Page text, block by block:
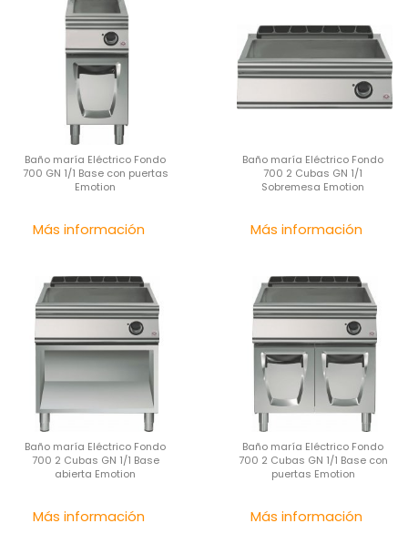
Baño maría Eléctrico Fondo
700 GN 1/1 Base con puertas
Emotion
Más información
Baño maría Eléctrico Fondo
700 2 Cubas GN 1/1
Sobremesa Emotion
Más información
Baño maría Eléctrico Fondo
700 2 Cubas GN 1/1 Base
abierta Emotion
Más información
Baño maría Eléctrico Fondo
700 2 Cubas GN 1/1 Base con
puertas Emotion
Más información